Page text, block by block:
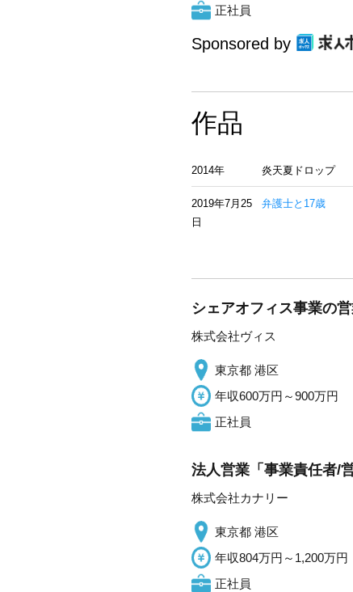
正社員
Sponsored by
作品
2014年 炎天夏ドロップ
2019年7月25
日
弁護士と17歳
シェアオフィス事業の
株式会社ヴィス
東京都 港区
年収600万円～900万円
正社員
法人営業「事業責任者/
株式会社カナリー
東京都 港区
年収804万円～1,200万円
正社員